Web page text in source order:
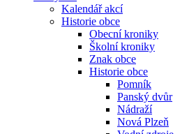
Kalendář akcí
Historie obce
Obecní kroniky
Školní kroniky
Znak obce
Historie obce
Pomník
Panský dvůr
Nádraží
Nová Plzeň